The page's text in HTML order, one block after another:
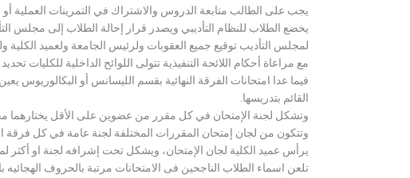
يجب على الطالب متابعة الدروس والاشتراك في التمرينات العملية أو
يخضع الطلاب للنظام التأديبي ويصدر قرار إحالة الطلاب إلى مجلس
لمجلس التأديب توقيع جميع العقوبات ولرئيس الجامعة ولعميد الكلية
مع مراعاة أحكام اللائحة التنفيذية تتولى اللوائح الداخلية للكليات
فيما عدا امتحانات الفرقة النهائية بقسم الليسانس أو
القائم بتدريسها.
وتشكل لجنة الإمتحان في كل مقرر من عضوين على الأقل يختارهما
وتتكون من لجان إمتحان المقررات المختلفة لجنة عامة في كل فرقة
يرأس عميد الكلية لجان الإمتحان، ويشكل تحت إشرافه لجنة او أكثر
تلعن اسماء الطلاب الناجحين فى الامتحانات مرتبة بالحروف الهجائيه